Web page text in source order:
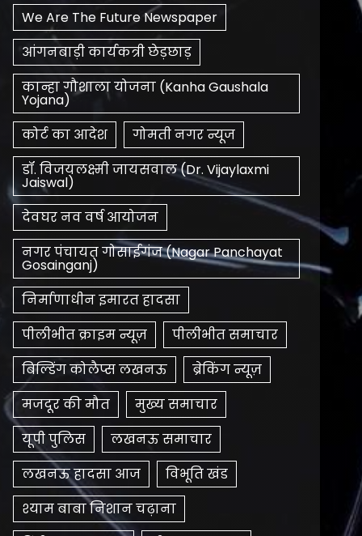
We Are The Future Newspaper
आंगनबाड़ी कार्यकत्री छेड़छाड़
कान्हा गौशाला योजना (Kanha Gaushala
Yojana)
कोर्ट का आदेश
गोमती नगर न्यूज
डॉ. विजयलक्ष्मी जायसवाल (Dr. Vijaylaxmi
Jaiswal)
देवघर नव वर्ष आयोजन
नगर पंचायत गोसाईगंज (Nagar Panchayat
Gosainganj)
निर्माणाधीन इमारत हादसा
पीलीभीत क्राइम न्यूज़
पीलीभीत समाचार
बिल्डिंग कोलैप्स लखनऊ
ब्रेकिंग न्यूज़
मजदूर की मौत
मुख्य समाचार
यूपी पुलिस
लखनऊ समाचार
लखनऊ हादसा आज
विभूति खंड
श्याम बाबा निशान चढ़ाना